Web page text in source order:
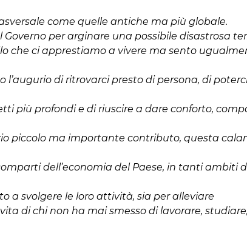
come quelle antiche ma più globale.
per arginare una possibile disastrosa
che ci apprestiamo a vivere ma sento
l’augurio di ritrovarci presto di persona, di
più profondi e di riuscire a dare conforto,
piccolo ma importante contributo, questa
dell’economia del Paese, in tanti ambiti
a svolgere le loro attività, sia per alleviare
di chi non ha mai smesso di lavorare, studiare,